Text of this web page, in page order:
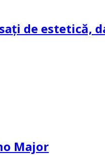
de estetică,
Major